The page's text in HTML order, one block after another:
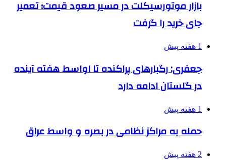
بازار موتورسیکلت در مسیر صعود قیمت؛ تعمیر
جای خرید را گرفت
1 هفته پیش
جعفری: رگبارهای پراکنده تا اواسط هفته آینده
در گلستان ادامه دارد
1 هفته پیش
حمله به مراکز نظامی در بصره و واسط عراق
2 هفته پیش